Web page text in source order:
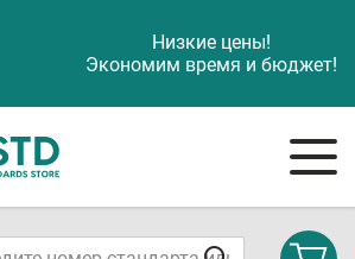
Низкие цены!
Экономим время и бюджет!